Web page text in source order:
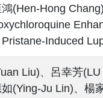
(Hen-Hong
Induced
Liu)、呂幸芳
(Ying-Ju Lin)、楊